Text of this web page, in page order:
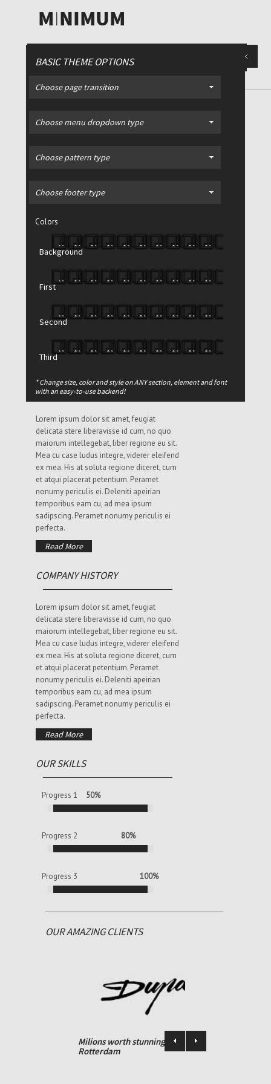
Minimalist, interactive
portfolio or blog
Magna aperiri mea ut, ei duo vivendo
nominavi, mea cu enim impedit
consetetur. Magna aperiri mea ut, ei
duo vivendo nominavi, mea cu enim
WHO WE ARE AND WHAT WE DO
Lorem ipsum dolor sit amet, feugiat
delicata stere liberavisse id cum, no quo
maiorum intellegebat, liber regione eu sit.
Mea cu case ludus integre, viderer eleifend
ex mea. His at soluta regione diceret, cum
et atqui placerat petentium. Peramet
nonumy periculis ei. Deleniti apeirian
temporibus eam cu, ad mea ipsum
sadipscing. Peramet nonumy periculis ei
perfecta.
Read More
COMPANY HISTORY
Lorem ipsum dolor sit amet, feugiat
delicata stere liberavisse id cum, no quo
maiorum intellegebat, liber regione eu sit.
Mea cu case ludus integre, viderer eleifend
ex mea. His at soluta regione diceret, cum
et atqui placerat petentium. Peramet
nonumy periculis ei. Deleniti apeirian
temporibus eam cu, ad mea ipsum
sadipscing. Peramet nonumy periculis ei
perfecta.
Read More
OUR SKILLS
Progress 1 50%
Progress 2 80%
Progress 3 100%
OUR AMAZING CLIENTS
Milions worth stunning art heist in
Rotterdam
BASIC THEME OPTIONS
Choose page transition
Choose menu dropdown type
Choose pattern type
Choose footer type
Colors
Background
First
Second
Third
* Change size, color and style on ANY section, element and font
with an easy-to-use backend!